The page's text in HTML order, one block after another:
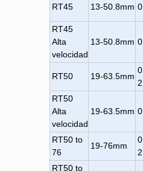
RT45 13-50.8mm
RT45
Alta
velocidad
13-50.8mm
RT50 19-63.5mm
RT50
Alta
velocidad
19-63.5mm
RT50 to
76
19-76mm
RT50 to